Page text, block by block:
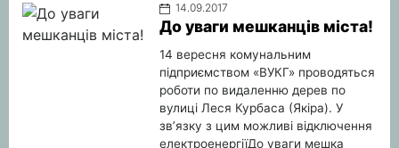
14.09.2017
До уваги мешканців міста!
14 вересня комунальним
підприємством «ВУКГ» проводяться
роботи по видаленню дерев по
вулиці Леся Курбаса (Якіра). У
зв’язку з цим можливі відключення
електроенергіїДо уваги мешка